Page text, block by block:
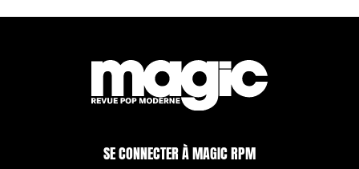
SE CONNECTER À MAGIC RPM